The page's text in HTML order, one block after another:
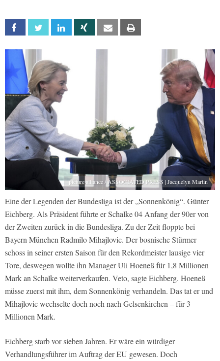
Facebook Twitter Linkedin Xing Email
picture alliance / ASSOCIATED PRESS | Jacquelyn Martin
Eine der Legenden der Bundesliga ist der „Sonnenkönig“. Günter
Eichberg. Als Präsident führte er Schalke 04 Anfang der 90er von
der Zweiten zurück in die Bundesliga. Zu der Zeit floppte bei
Bayern München Radmilo Mihajlovic. Der bosnische Stürmer
schoss in seiner ersten Saison für den Rekordmeister lausige vier
Tore, deswegen wollte ihn Manager Uli Hoeneß für 1,8 Millionen
Mark an Schalke weiterverkaufen. Veto, sagte Eichberg. Hoeneß
müsse zuerst mit ihm, dem Sonnenkönig verhandeln. Das tat er und
Mihajlovic wechselte doch noch nach Gelsenkirchen – für 3
Millionen Mark.
Eichberg starb vor sieben Jahren. Er wäre ein würdiger
Verhandlungsführer im Auftrag der EU gewesen. Doch